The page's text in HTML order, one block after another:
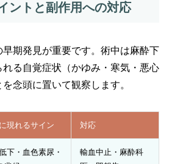
ントと副作用への対応
期発見が重要です。術中は麻酔下
る自覚症状（かゆみ・寒気・悪心
念頭に置いて観察します。
現れるサイン 対応
下・血色素尿・
輸血中止・麻酔科